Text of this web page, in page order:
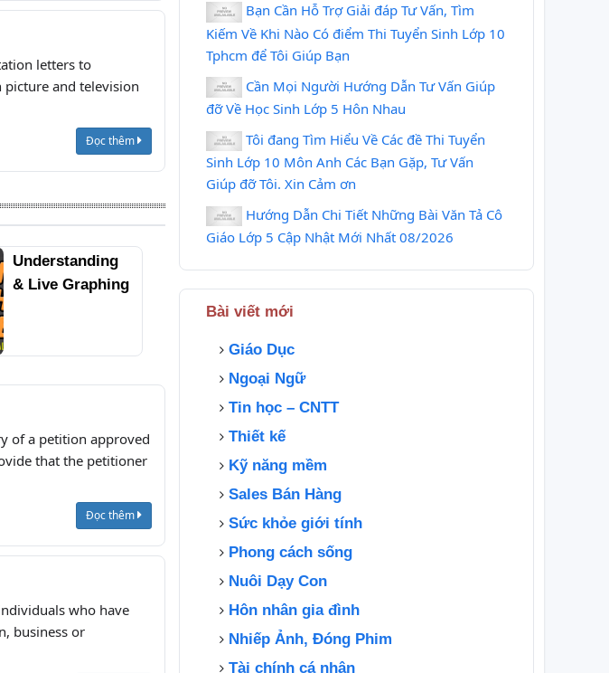
letters to
and television
Đọc thêm
Understanding
& Live Graphing
OBD4Everyone
Employers on
the O-1 Visa?
Entry Scheme to
of a petition approved
that the petitioner
Đọc thêm
who have
business or
Bạn Cần Hỗ Trợ Giải đáp Tư Vấn, Tìm
Kiếm Về Khi Nào Có điểm Thi Tuyển Sinh Lớp 10
Tphcm để Tôi Giúp Bạn
Cần Mọi Người Hướng Dẫn Tư Vấn Giúp
đỡ Về Học Sinh Lớp 5 Hôn Nhau
Tôi đang Tìm Hiểu Về Các đề Thi Tuyển
Sinh Lớp 10 Môn Anh Các Bạn Gặp, Tư Vấn
Giúp đỡ Tôi. Xin Cảm ơn
Hướng Dẫn Chi Tiết Những Bài Văn Tả Cô
Giáo Lớp 5 Cập Nhật Mới Nhất 08/2026
Bài viết mới
Giáo Dục
Ngoại Ngữ
Tin học – CNTT
Thiết kế
Kỹ năng mềm
Sales Bán Hàng
Sức khỏe giới tính
Phong cách sống
Nuôi Dạy Con
Hôn nhân gia đình
Nhiếp Ảnh, Đóng Phim
Tài chính cá nhân